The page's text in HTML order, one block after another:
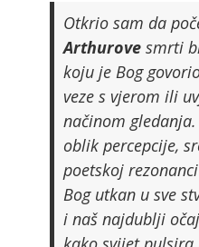
Otkrio sam da
Arthurovesmrti
koju je Bog
veze s vjerom ili
načinom
oblik percepcije,
poetskoj
Bog utkan u sve
i naš najdublji